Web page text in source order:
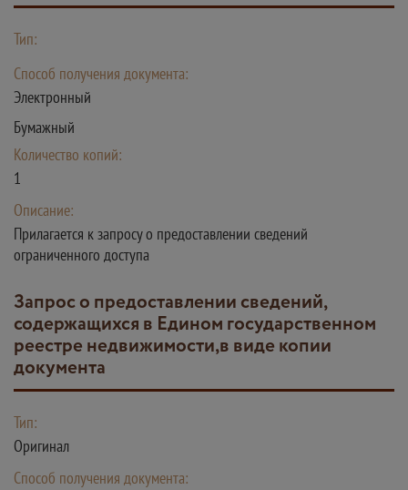
Тип:
Способ получения документа:
Электронный
Бумажный
Количество копий:
1
Описание:
Прилагается к запросу о предоставлении сведений
ограниченного доступа
Запрос о предоставлении сведений,
содержащихся в Едином государственном
реестре недвижимости,в виде копии
документа
Тип:
Оригинал
Способ получения документа: